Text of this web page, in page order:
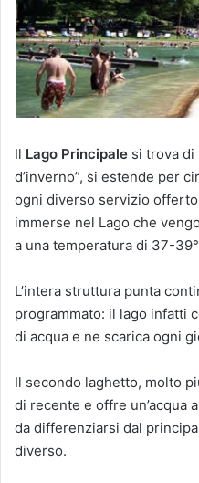
Il Lago Principale si trova di
d’inverno”, si estende per
ogni diverso servizio
immerse nel Lago che
a una temperatura di 37-
L’intera struttura punta
programmato: il lago infatti
di acqua e ne scarica ogni
Il secondo laghetto, molto
di recente e offre un’acqua
da differenziarsi dal
diverso.